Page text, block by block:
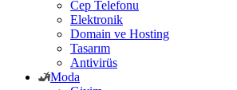
Cep Telefonu
Elektronik
Domain ve Hosting
Tasarım
Antivirüs
Moda